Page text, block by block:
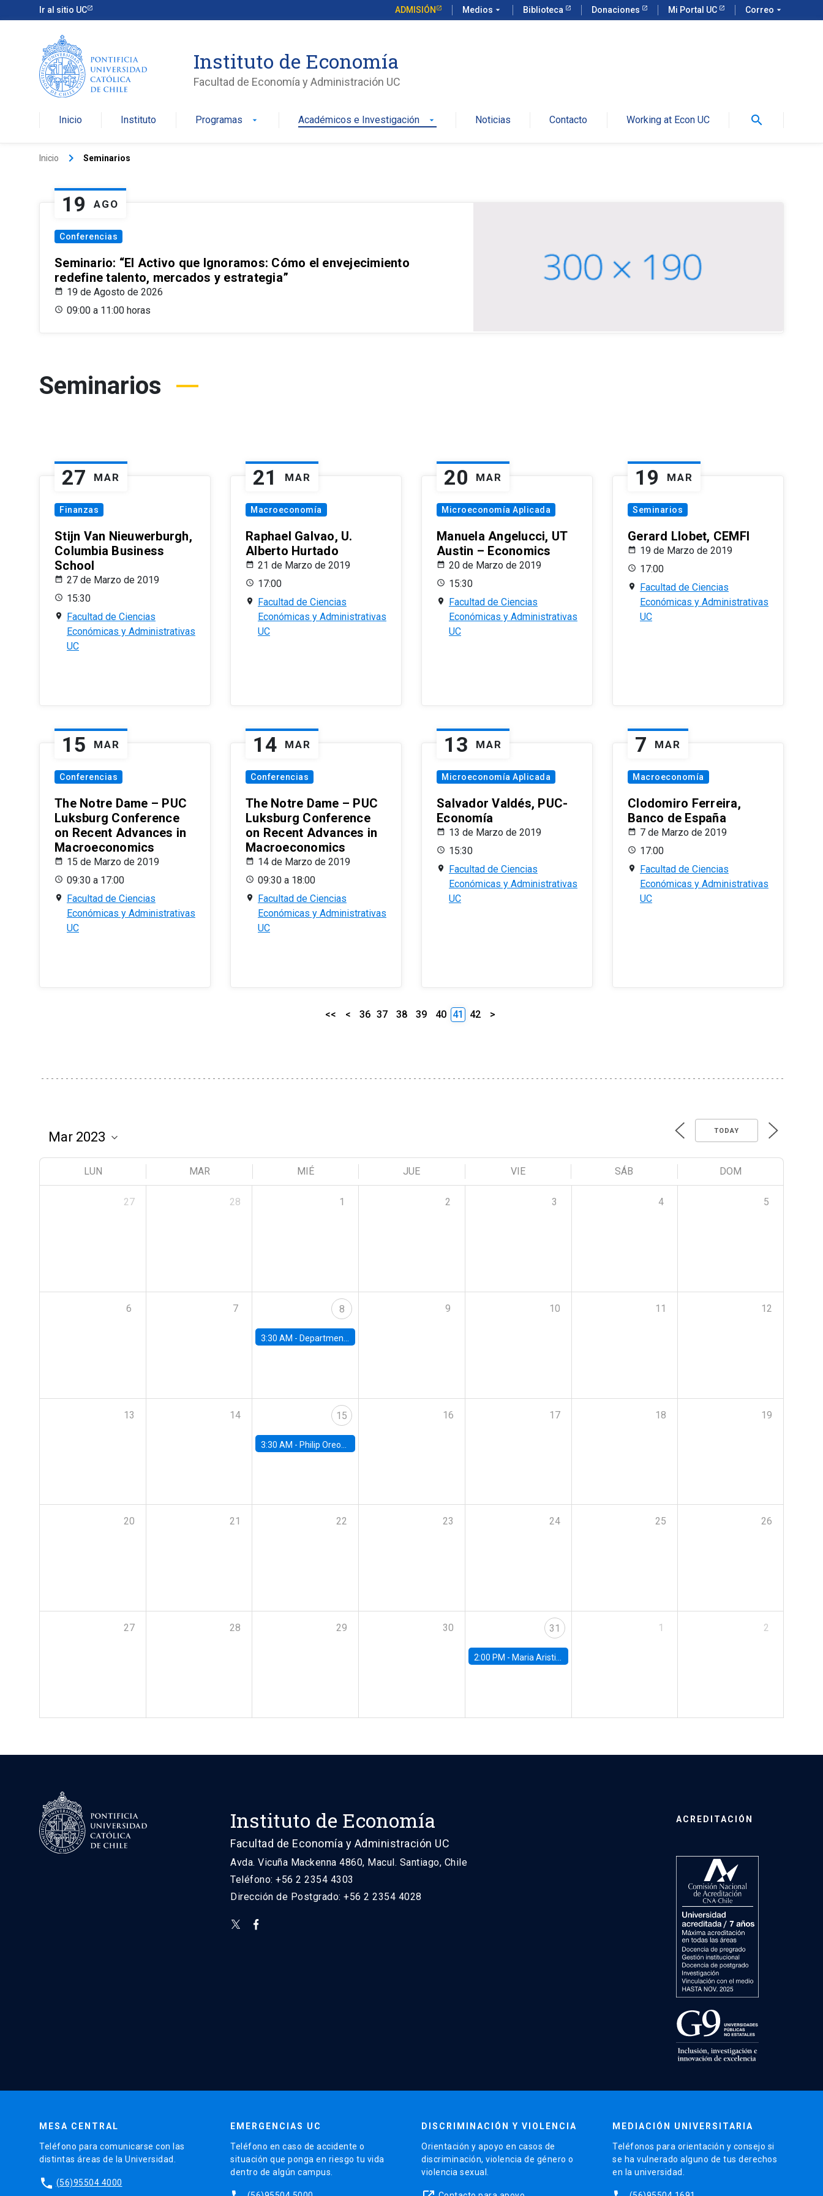
Ir al sitio UC ADMISIÓN Medios arrow_drop_down Biblioteca Donaciones Mi Portal UC Correo arrow_drop_down
Instituto de Economía
Facultad de Economía y Administración UC
Inicio Instituto Programas arrow_drop_down Académicos e Investigación arrow_drop_down Noticias Contacto Working at Econ UC search
Inicio keyboard_arrow_right Seminarios
19 AGO
Conferencias
Seminario: “El Activo que Ignoramos: Cómo el envejecimiento
redefine talento, mercados y estrategia”
19 de Agosto de 2026
09:00 a 11:00 horas
Seminarios
27 MAR
Finanzas
Stijn Van Nieuwerburgh,
Columbia Business
School
27 de Marzo de 2019
15:30
Facultad de Ciencias
Económicas y Administrativas
UC
21 MAR
Macroeconomía
Raphael Galvao, U.
Alberto Hurtado
21 de Marzo de 2019
17:00
Facultad de Ciencias
Económicas y Administrativas
UC
20 MAR
Microeconomía Aplicada
Manuela Angelucci, UT
Austin – Economics
20 de Marzo de 2019
15:30
Facultad de Ciencias
Económicas y Administrativas
UC
19 MAR
Seminarios
Gerard Llobet, CEMFI
19 de Marzo de 2019
17:00
Facultad de Ciencias
Económicas y Administrativas
UC
15 MAR
Conferencias
The Notre Dame – PUC
Luksburg Conference
on Recent Advances in
Macroeconomics
15 de Marzo de 2019
09:30 a 17:00
Facultad de Ciencias
Económicas y Administrativas
UC
14 MAR
Conferencias
The Notre Dame – PUC
Luksburg Conference
on Recent Advances in
Macroeconomics
14 de Marzo de 2019
09:30 a 18:00
Facultad de Ciencias
Económicas y Administrativas
UC
13 MAR
Microeconomía Aplicada
Salvador Valdés, PUC-
Economía
13 de Marzo de 2019
15:30
Facultad de Ciencias
Económicas y Administrativas
UC
7 MAR
Macroeconomía
Clodomiro Ferreira,
Banco de España
7 de Marzo de 2019
17:00
Facultad de Ciencias
Económicas y Administrativas
UC
<< < 36 37 38 39 40 41 42 >
TODAY
LUN MAR MIÉ JUE VIE SÁB DOM
27 28 1 2 3 4 5
6 7 8
3:30 AM - Department Seminar: James Robinson
9 10 11 12
13 14 15
3:30 AM - Philip Oreopolous, University of Toronto
16 17 18 19
20 21 22 23 24 25 26
27 28 29 30 31
2:00 PM - Maria Aristizabal-Ramirez, FED Board
1 2
Instituto de Economía
Facultad de Economía y Administración UC
Avda. Vicuña Mackenna 4860, Macul. Santiago, Chile
Teléfono: +56 2 2354 4303
Dirección de Postgrado: +56 2 2354 4028
ACREDITACIÓN
MESA CENTRAL
Teléfono para comunicarse con las
distintas áreas de la Universidad.
phone (56)95504 4000
EMERGENCIAS UC
Teléfono en caso de accidente o
situación que ponga en riesgo tu vida
dentro de algún campus.
DISCRIMINACIÓN Y VIOLENCIA
Orientación y apoyo en casos de
discriminación, violencia de género o
violencia sexual.
MEDIACIÓN UNIVERSITARIA
Teléfonos para orientación y consejo si
se ha vulnerado alguno de tus derechos
en la universidad.